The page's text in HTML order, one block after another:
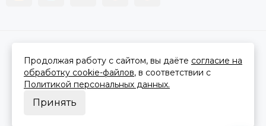
Сделано вMOSK.STUDIOдля платформыInSales
Продолжая работу с сайтом, вы даёте согласие на
обработку cookie-файлов, в соответствии с
Политикой персональных данных.
Принять